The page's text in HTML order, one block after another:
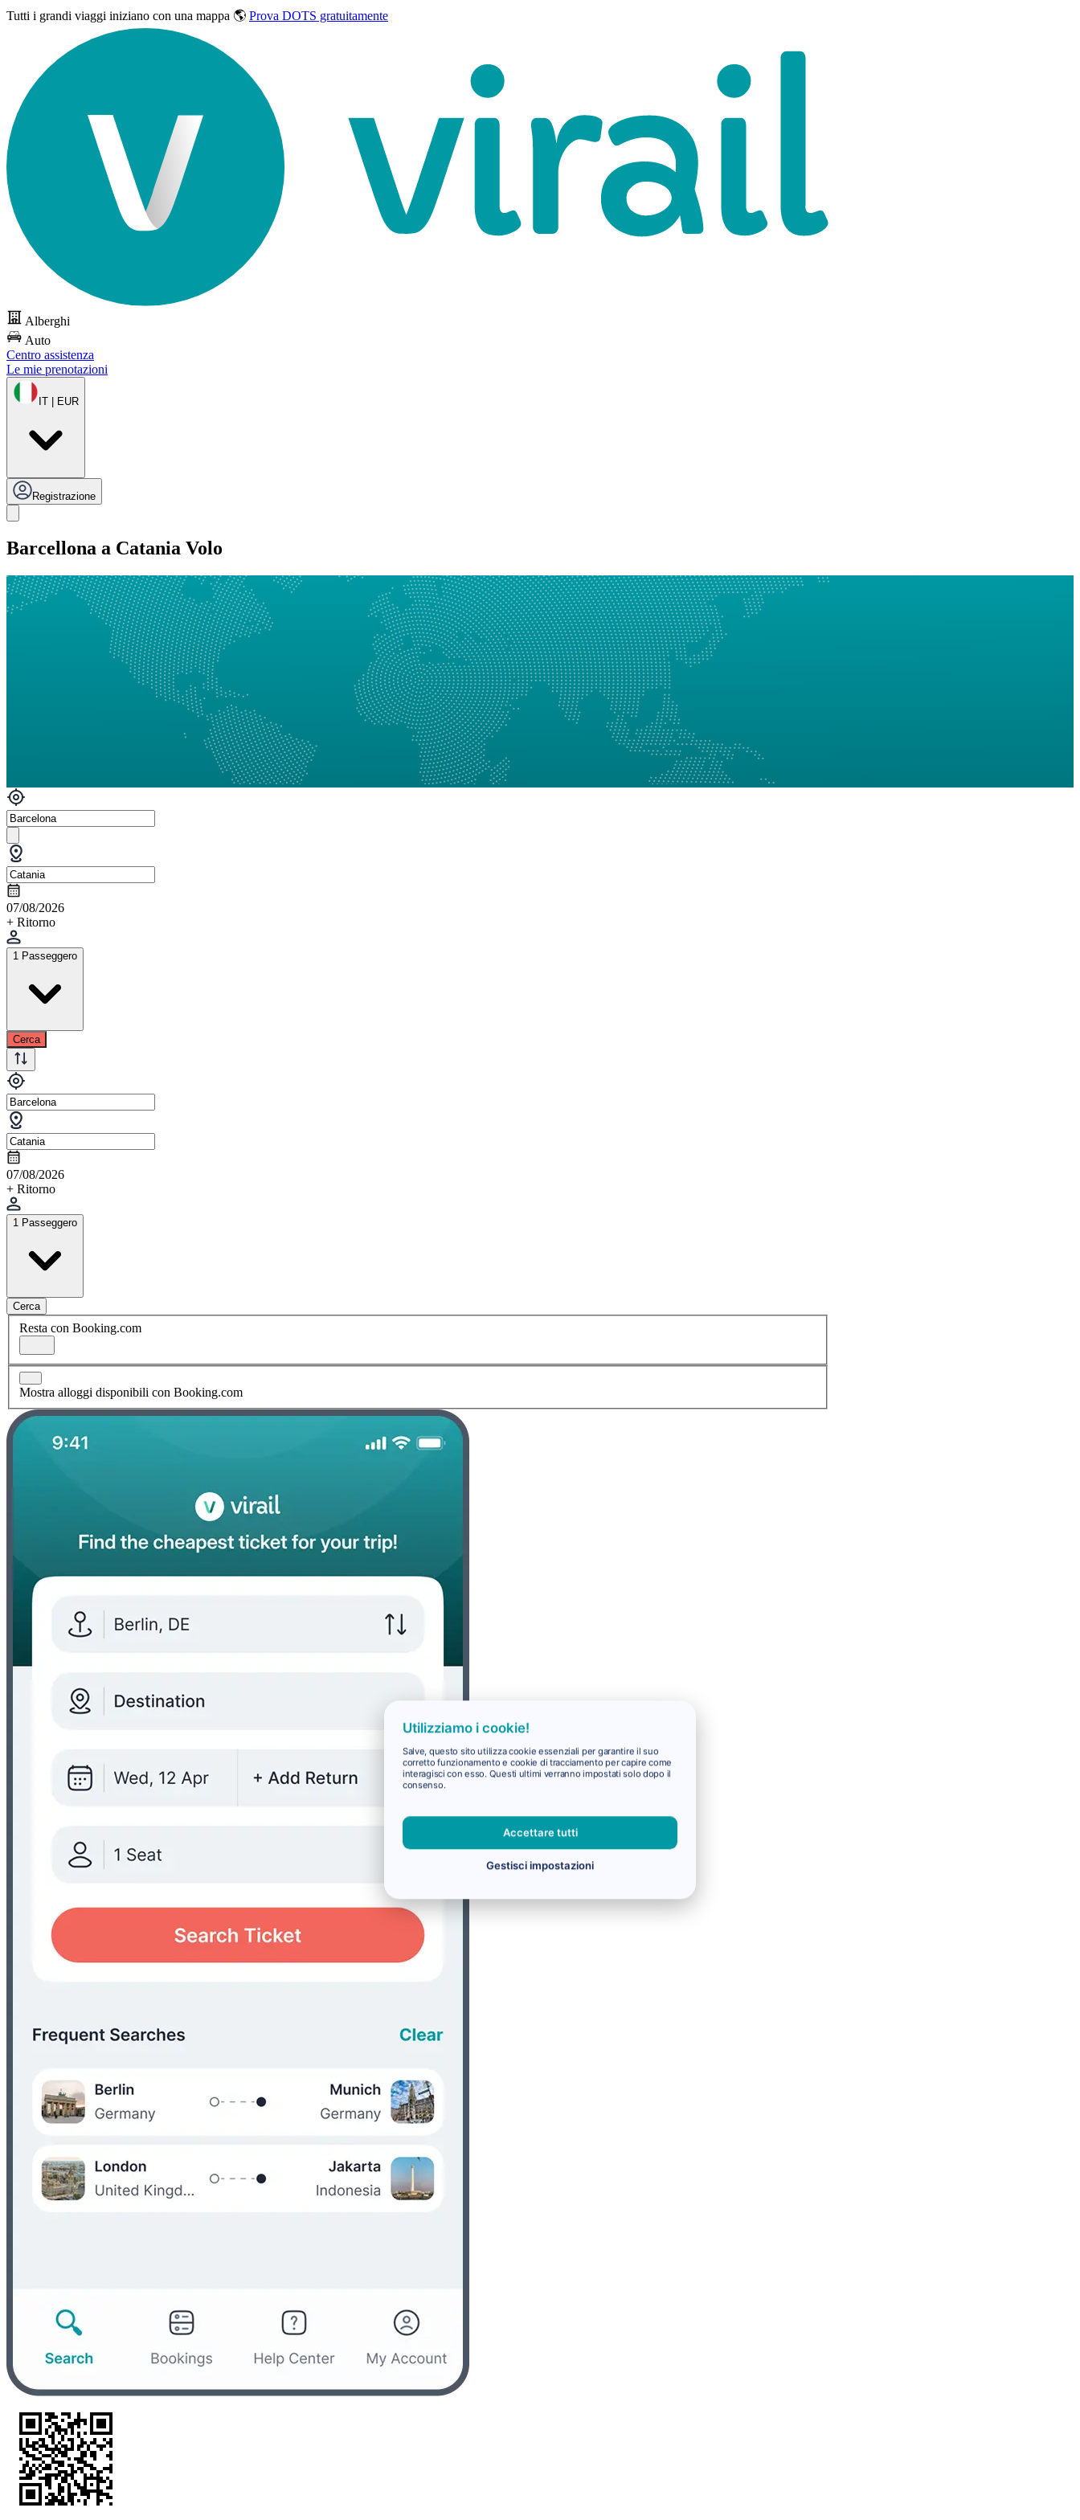
Tutti i grandi viaggi iniziano con una mappa 🌎 Prova DOTS gratuitamente
Alberghi
Auto
Centro assistenza
Le mie prenotazioni
IT | EUR
Registrazione
Barcellona a Catania Volo
07/08/2026
+ Ritorno
1 Passeggero
Cerca
07/08/2026
+ Ritorno
1 Passeggero
Cerca
Resta con Booking.com
Mostra alloggi disponibili con Booking.com
Utilizziamo i cookie!
Salve, questo sito utilizza cookie essenziali per garantire il suo
corretto funzionamento e cookie di tracciamento per capire come
interagisci con esso. Questi ultimi verranno impostati solo dopo il
consenso.
Accettare tutti
Gestisci impostazioni